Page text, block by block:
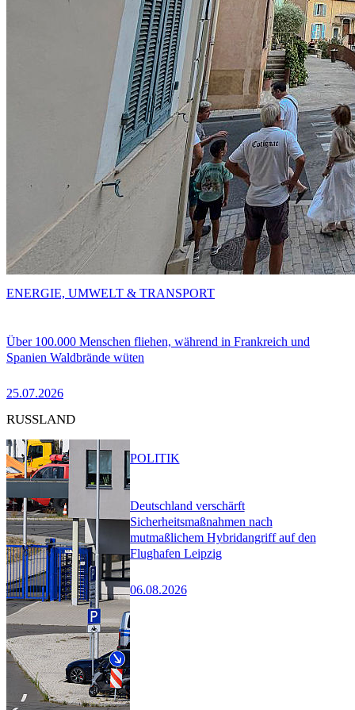
Über 100.000 Menschen fliehen, während in Frankreich und
Spanien Waldbrände wüten
25.07.2026
ENERGIE, UMWELT & TRANSPORT
RUSSLAND
Deutschland verschärft
Sicherheitsmaßnahmen nach
mutmaßlichem Hybridangriff auf den
Flughafen Leipzig
06.08.2026
POLITIK